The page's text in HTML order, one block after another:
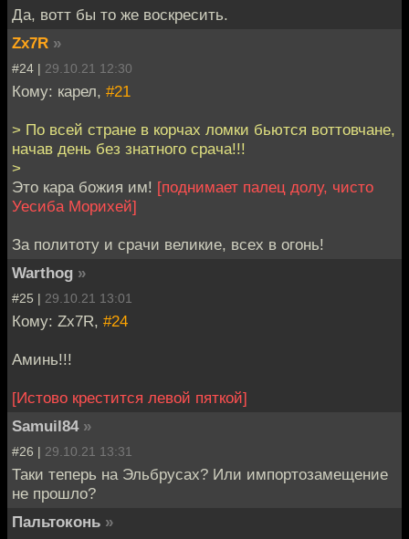
Да, вотт бы то же воскресить.
Zx7R »
#24 | 29.10.21 12:30
Кому: карел, #21
> По всей стране в корчах ломки бьются воттовчане,
начав день без знатного срача!!!
>
Это кара божия им! [поднимает палец долу, чисто
Уесиба Морихей]
За политоту и срачи великие, всех в огонь!
Warthog »
#25 | 29.10.21 13:01
Кому: Zx7R, #24
Аминь!!!
[Истово крестится левой пяткой]
Samuil84 »
#26 | 29.10.21 13:31
Таки теперь на Эльбрусах? Или импортозамещение
не прошло?
Пальтоконь »